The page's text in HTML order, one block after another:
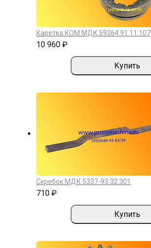
Каретка КОМ МДК 59364.91.11.107
10 960 ₽
Купить
Скребок МДК 5337-93.32.301
710 ₽
Купить